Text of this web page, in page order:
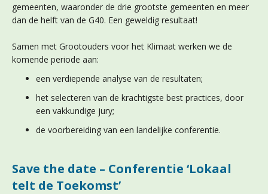
gemeenten, waaronder de drie grootste gemeenten en meer
dan de helft van de G40. Een geweldig resultaat!
Samen met Grootouders voor het Klimaat werken we de
komende periode aan:
een verdiepende analyse van de resultaten;
het selecteren van de krachtigste best practices, door
een vakkundige jury;
de voorbereiding van een landelijke conferentie.
Save the date – Conferentie ‘Lokaal
telt de Toekomst’